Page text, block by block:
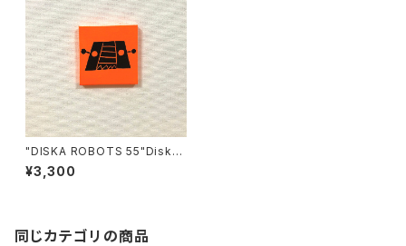
"DISKA ROBOTS 55"Diskah
artworks
¥3,300
同じカテゴリの商品